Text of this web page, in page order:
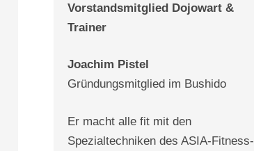
Vorstandsmitglied Dojowart &
Trainer
Joachim Pistel
Gründungsmitglied im Bushido
Er macht alle fit mit den
Spezialtechniken des ASIA-Fitness-